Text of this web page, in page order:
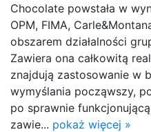
Chocolate powstała w
OPM, FIMA,
obszarem działalności
Zawiera ona całkowitą
znajdują zastosowanie w
wymyślania począwszy,
po sprawnie
zawie... pokaż więcej »